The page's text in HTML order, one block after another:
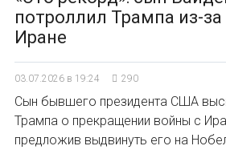
потроллил Трампа из-
Иране
03.07.2026 в 19:24 290
Сын бывшего президента США
Трампа о прекращении войны с
предложив выдвинуть его на